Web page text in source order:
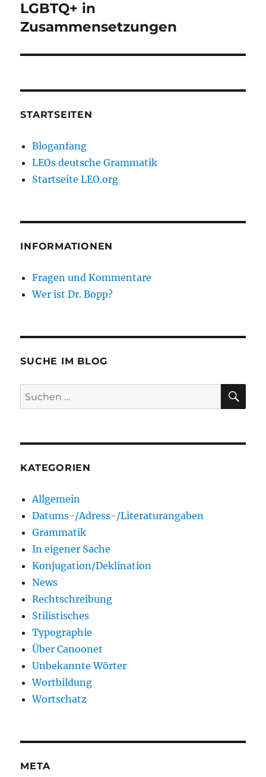
LGBTQ+ in
Zusammensetzungen
STARTSEITEN
Bloganfang
LEOs deutsche Grammatik
Startseite LEO.org
INFORMATIONEN
Fragen und Kommentare
Wer ist Dr. Bopp?
SUCHE IM BLOG
Suchen
nach:
KATEGORIEN
Allgemein
Datums-/Adress-/Literaturangaben
Grammatik
In eigener Sache
Konjugation/Deklination
News
Rechtschreibung
Stilistisches
Typographie
Über Canoonet
Unbekannte Wörter
Wortbildung
Wortschatz
META